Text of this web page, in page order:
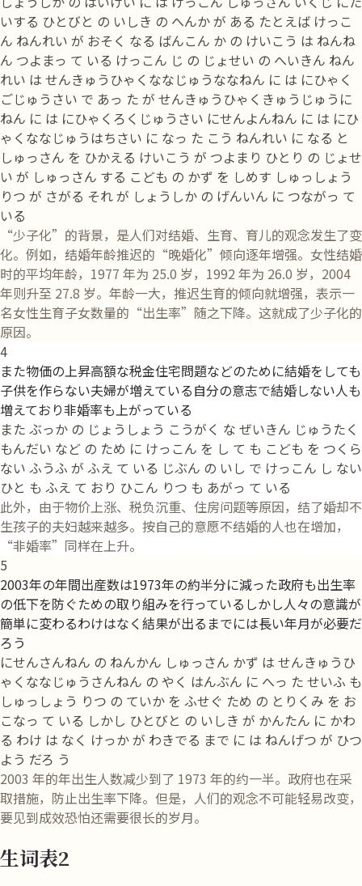
いする ひとびと の いしき の へんか が ある たとえば けっこ
ん ねんれい が おそく なる ばんこん か の けいこう は ねんね
ん つよまっ て いる けっこん じ の じょせい の へいきん ねん
れい は せんきゅうひゃくななじゅうななねん に は にひゃく
ごじゅうさい で あっ た が せんきゅうひゃくきゅうじゅうに
ねん に は にひゃくろくじゅうさい にせんよんねん に は にひ
ゃくななじゅうはちさい に なっ た こう ねんれい に なる と
しゅっさん を ひかえる けいこう が つよまり ひとり の じょせ
い が しゅっさん する こども の かず を しめす しゅっしょう
りつ が さがる それ が しょうしか の げんいん に つながっ て
いる
“少子化”的背景，是人们对结婚、生育、育儿的观念发生了变
化。例如，结婚年龄推迟的“晚婚化”倾向逐年增强。女性结婚
时的平均年龄，1977 年为 25.0 岁，1992 年为 26.0 岁，2004
年则升至 27.8 岁。年龄一大，推迟生育的倾向就增强，表示一
名女性生育子女数量的“出生率”随之下降。这就成了少子化的
原因。
4
また物価の上昇高額な税金住宅問題などのために結婚をしても
子供を作らない夫婦が増えている自分の意志で結婚しない人も
増えており非婚率も上がっている
また ぶっか の じょうしょう こうがく な ぜいきん じゅうたく
もんだい など の ため に けっこん を し て も こども を つくら
ない ふうふ が ふえ て いる じぶん の いし で けっこん し ない
ひと も ふえ て おり ひこん りつ も あがっ て いる
此外，由于物价上涨、税负沉重、住房问题等原因，结了婚却不
生孩子的夫妇越来越多。按自己的意愿不结婚的人也在增加，
“非婚率”同样在上升。
5
2003年の年間出産数は1973年の約半分に減った政府も出生率
の低下を防ぐための取り組みを行っているしかし人々の意識が
簡単に変わるわけはなく結果が出るまでには長い年月が必要だ
ろう
にせんさんねん の ねんかん しゅっさん かず は せんきゅうひ
ゃくななじゅうさんねん の やく はんぶん に へっ た せいふ も
しゅっしょう りつ の ていか を ふせぐ ため の とりくみ を お
こなっ て いる しかし ひとびと の いしき が かんたん に かわ
る わけ は なく けっか が わきでる まで に は ねんげつ が ひつ
よう だろ う
2003 年的年出生人数减少到了 1973 年的约一半。政府也在采
取措施，防止出生率下降。但是，人们的观念不可能轻易改变，
要见到成效恐怕还需要很长的岁月。
生词表2